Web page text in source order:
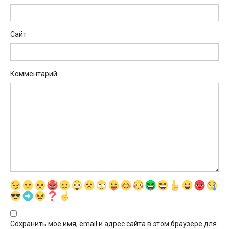
Сайт
Комментарий
Сохранить моё имя, email и адрес сайта в этом браузере для